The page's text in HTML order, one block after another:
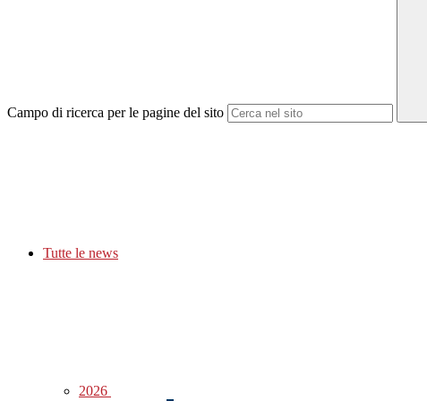
Campo di ricerca per le pagine del sito
Tutte le news
2026